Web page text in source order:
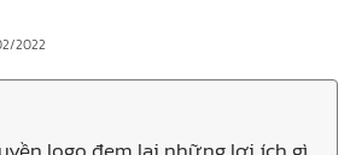
2022